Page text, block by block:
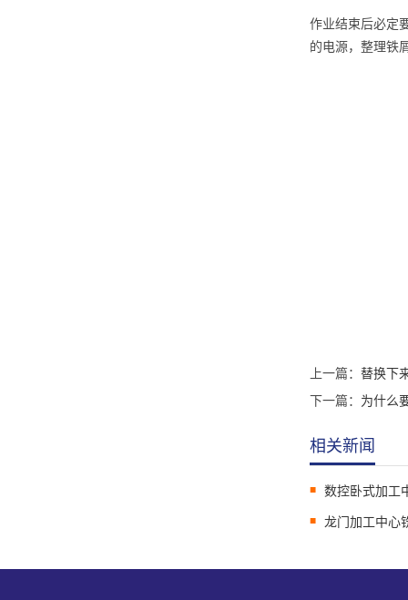
作业结束后必定
的电源，整理铁
上一篇： 替换下
下一篇： 为什么
相关新闻
数控卧式加工
龙门加工中心